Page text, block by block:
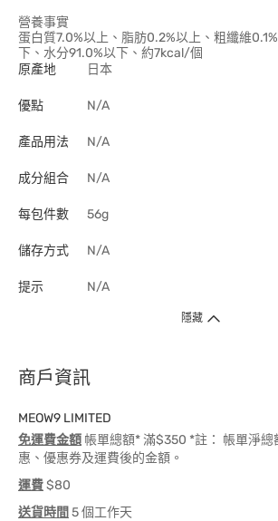
營養事實
蛋白質7.0%以上、脂肪0.2%以上、粗纖維
下、水分91.0%以下、約7kcal/個
原產地
日本
優點 N/A
產品用法 N/A
成分組合 N/A
每包件數 56g
儲存方式 N/A
提示 N/A
隱藏
商戶資訊
MEOW9 LIMITED
免運費金額 帳單總額* 滿$350 *註： 帳單淨
惠、優惠券及運費後的金額。
運費$80
送貨時間 5 個工作天